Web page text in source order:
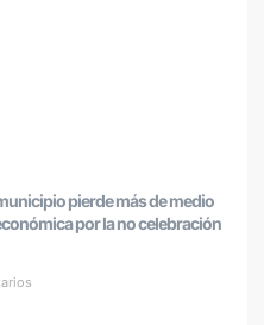
pierde más de medio
por la no celebración